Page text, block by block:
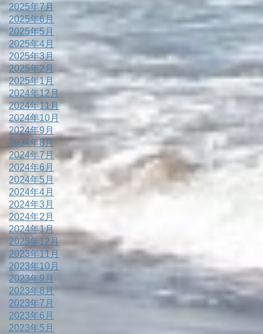
2025年7月
2025年6月
2025年5月
2025年4月
2025年3月
2025年2月
2025年1月
2024年12月
2024年11月
2024年10月
2024年9月
2024年8月
2024年7月
2024年6月
2024年5月
2024年4月
2024年3月
2024年2月
2024年1月
2023年12月
2023年11月
2023年10月
2023年9月
2023年8月
2023年7月
2023年6月
2023年5月